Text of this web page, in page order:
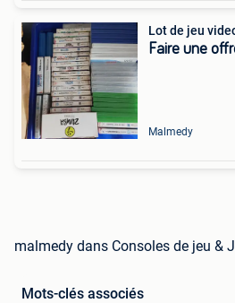
Lot de jeu
Faire une
Malmedy
malmedy dans Consoles de jeu &
Mots-clés associés